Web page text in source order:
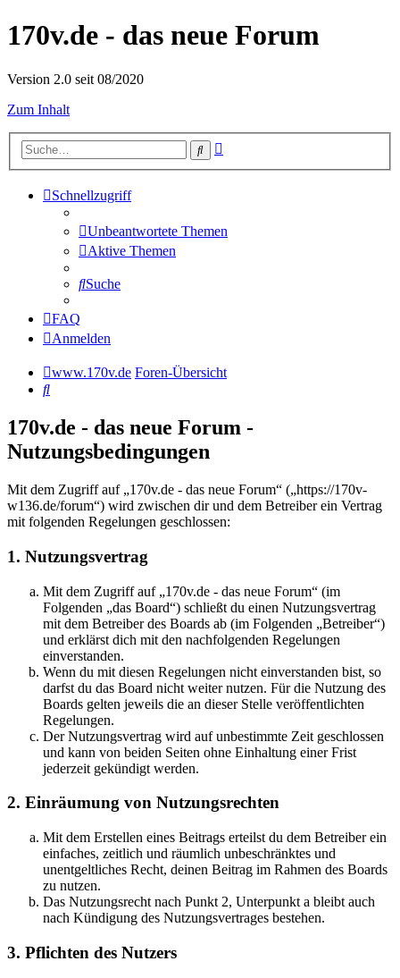
170v.de - das neue Forum
Version 2.0 seit 08/2020
Zum Inhalt
Suche
Schnellzugriff
Unbeantwortete Themen
Aktive Themen
Suche
FAQ
Anmelden
www.170v.de Foren-Übersicht
Suche
170v.de - das neue Forum -
Nutzungsbedingungen
Mit dem Zugriff auf „170v.de - das neue Forum“ („https://170v-
w136.de/forum“) wird zwischen dir und dem Betreiber ein Vertrag
mit folgenden Regelungen geschlossen:
1. Nutzungsvertrag
Mit dem Zugriff auf „170v.de - das neue Forum“ (im
Folgenden „das Board“) schließt du einen Nutzungsvertrag
mit dem Betreiber des Boards ab (im Folgenden „Betreiber“)
und erklärst dich mit den nachfolgenden Regelungen
einverstanden.
Wenn du mit diesen Regelungen nicht einverstanden bist, so
darfst du das Board nicht weiter nutzen. Für die Nutzung des
Boards gelten jeweils die an dieser Stelle veröffentlichten
Regelungen.
Der Nutzungsvertrag wird auf unbestimmte Zeit geschlossen
und kann von beiden Seiten ohne Einhaltung einer Frist
jederzeit gekündigt werden.
2. Einräumung von Nutzungsrechten
Mit dem Erstellen eines Beitrags erteilst du dem Betreiber ein
einfaches, zeitlich und räumlich unbeschränktes und
unentgeltliches Recht, deinen Beitrag im Rahmen des Boards
zu nutzen.
Das Nutzungsrecht nach Punkt 2, Unterpunkt a bleibt auch
nach Kündigung des Nutzungsvertrages bestehen.
3. Pflichten des Nutzers